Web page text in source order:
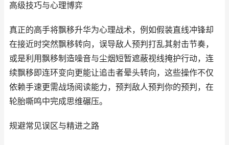
高级技巧与心理博弈
真正的高手将飘移升华为心理战术，例如假装直线冲锋却
在接近时突然飘移转向，误导敌人预判打乱其射击节奏，
或是利用飘移制造噪音与尘烟短暂遮蔽视线掩护行动，连
续飘移即连环变向更能让追击者晕头转向，这些操作不仅
依赖手速更需战场阅读能力，预判敌人预判你的预判，在
轮胎嘶鸣中完成思维碾压。
规避常见误区与精进之路